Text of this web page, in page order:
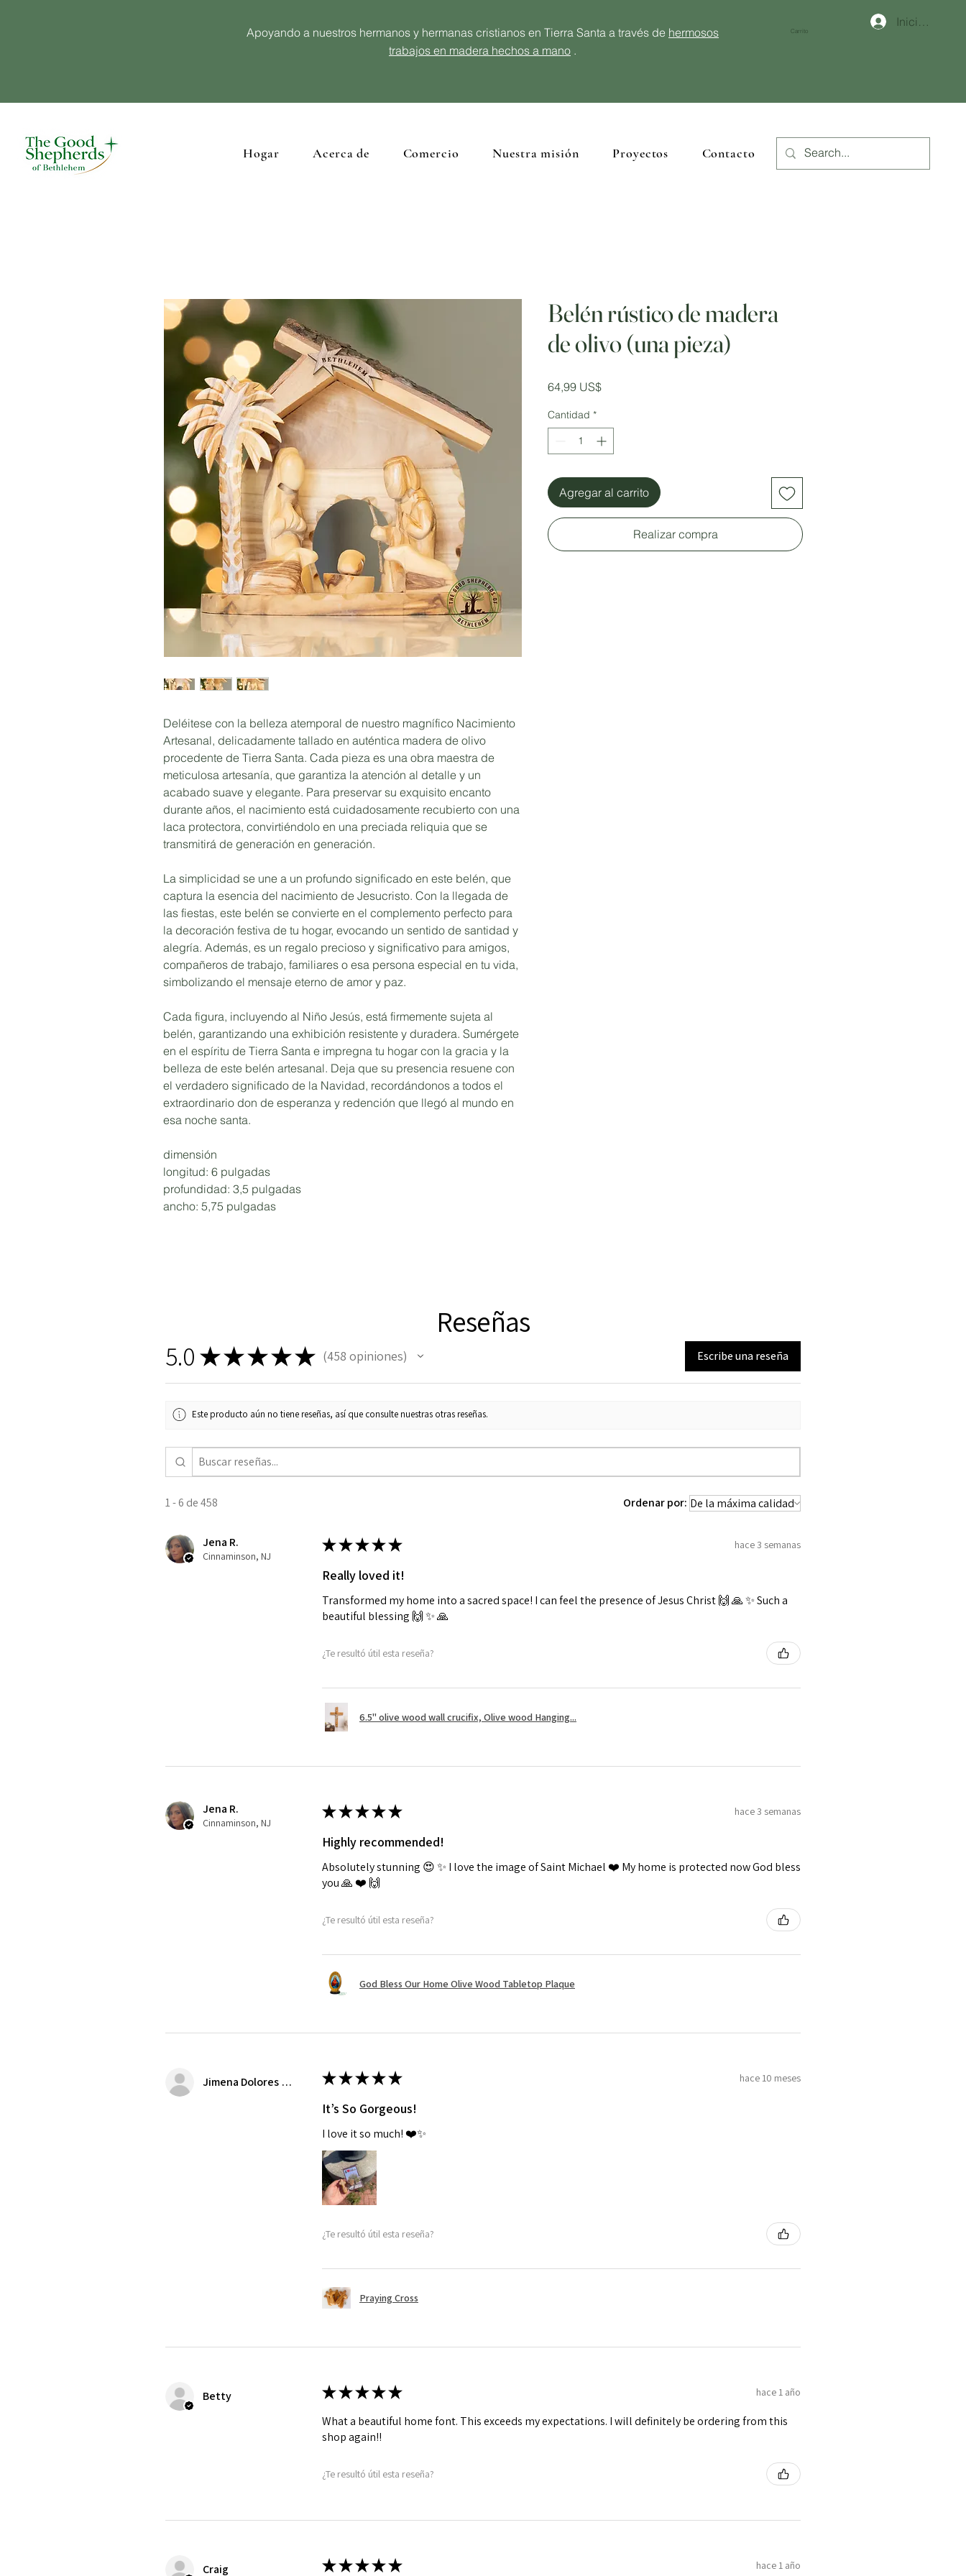
Apoyando a nuestros hermanos y hermanas cristianos en Tierra Santa a través de hermosos
trabajos en madera hechos a mano .
Carrito
Iniciar sesión
Hogar Acerca de Comercio Nuestra misión Proyectos Contacto
Deléitese con la belleza atemporal de nuestro magnífico Nacimiento
Artesanal, delicadamente tallado en auténtica madera de olivo
procedente de Tierra Santa. Cada pieza es una obra maestra de
meticulosa artesanía, que garantiza la atención al detalle y un
acabado suave y elegante. Para preservar su exquisito encanto
durante años, el nacimiento está cuidadosamente recubierto con una
laca protectora, convirtiéndolo en una preciada reliquia que se
transmitirá de generación en generación.
La simplicidad se une a un profundo significado en este belén, que
captura la esencia del nacimiento de Jesucristo. Con la llegada de
las fiestas, este belén se convierte en el complemento perfecto para
la decoración festiva de tu hogar, evocando un sentido de santidad y
alegría. Además, es un regalo precioso y significativo para amigos,
compañeros de trabajo, familiares o esa persona especial en tu vida,
simbolizando el mensaje eterno de amor y paz.
Cada figura, incluyendo al Niño Jesús, está firmemente sujeta al
belén, garantizando una exhibición resistente y duradera. Sumérgete
en el espíritu de Tierra Santa e impregna tu hogar con la gracia y la
belleza de este belén artesanal. Deja que su presencia resuene con
el verdadero significado de la Navidad, recordándonos a todos el
extraordinario don de esperanza y redención que llegó al mundo en
esa noche santa.
dimensión
longitud: 6 pulgadas
profundidad: 3,5 pulgadas
ancho: 5,75 pulgadas
Belén rústico de madera
de olivo (una pieza)
64,99 US$Precio
Cantidad *
Agregar al carrito
Realizar compra
Reseñas
5.0 ★★★★★ 458 opiniones
458 Escribe una reseña
Este producto aún no tiene reseñas, así que consulte nuestras otras reseñas.
1 - 6 de 458 Ordenar por:
Jena R.
Cinnaminson, NJ
★★★★★ hace 3 semanas
Really loved it!
Transformed my home into a sacred space! I can feel the presence of Jesus Christ 🙌 🙏 ✨️ Such a
beautiful blessing 🙌 ✨️ 🙏
¿Te resultó útil esta reseña?
6.5" olive wood wall crucifix, Olive wood Hanging...
Jena R.
Cinnaminson, NJ
★★★★★ hace 3 semanas
Highly recommended!
Absolutely stunning 😍 ✨️ I love the image of Saint Michael ❤️ My home is protected now God bless
you 🙏 ❤️ 🙌
¿Te resultó útil esta reseña?
God Bless Our Home Olive Wood Tabletop Plaque
Jimena Dolores Manjarrez ★★★★★ hace 10 meses
It’s So Gorgeous!
I love it so much! ❤️✨
¿Te resultó útil esta reseña?
Praying Cross
Betty ★★★★★ hace 1 año
What a beautiful home font. This exceeds my expectations. I will definitely be ordering from this
shop again!!
¿Te resultó útil esta reseña?
Craig ★★★★★ hace 1 año